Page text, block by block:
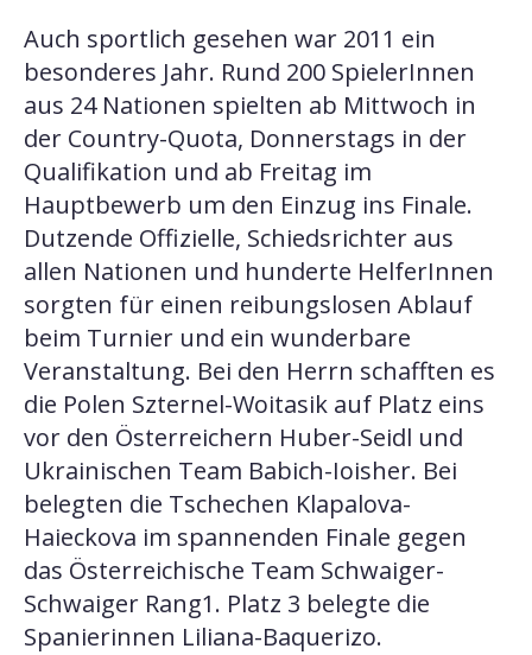
Auch sportlich gesehen war 2011 ein
besonderes Jahr. Rund 200 SpielerInnen
aus 24 Nationen spielten ab Mittwoch in
der Country-Quota, Donnerstags in der
Qualifikation und ab Freitag im
Hauptbewerb um den Einzug ins Finale.
Dutzende Offizielle, Schiedsrichter aus
allen Nationen und hunderte HelferInnen
sorgten für einen reibungslosen Ablauf
beim Turnier und ein wunderbare
Veranstaltung. Bei den Herrn schafften es
die Polen Szternel-Woitasik auf Platz eins
vor den Österreichern Huber-Seidl und
Ukrainischen Team Babich-Ioisher. Bei
belegten die Tschechen Klapalova-
Haieckova im spannenden Finale gegen
das Österreichische Team Schwaiger-
Schwaiger Rang1. Platz 3 belegte die
Spanierinnen Liliana-Baquerizo.